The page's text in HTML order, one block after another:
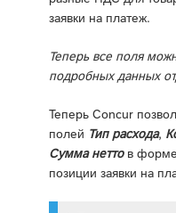
заявки на платеж.
Теперь все поля
подробных данных
Теперь Concur
полей Тип расхода,
Сумма неттов форме
позиции заявки на